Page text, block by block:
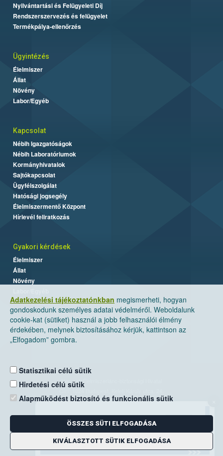
Adatkezelési tájékoztatónkban megismerheti, hogyan
gondoskodunk személyes adatai védelméről. Weboldalunk
cookie-kat (sütiket) használ a jobb felhasználói élmény
érdekében, melynek biztosításához kérjük, kattintson az
„Elfogadom” gombra.
Statisztikai célú sütik
Hirdetési célú sütik
Alapműködést biztosító és funkcionális sütik
ÖSSZES SÜTI ELFOGADÁSA
KIVÁLASZTOTT SÜTIK ELFOGADÁSA
Nyilvántartási és Felügyeleti Díj
Rendszerszervezés és felügyelet
Termékpálya-ellenőrzés
Ügyintézés
Élelmiszer
Állat
Növény
Labor/Egyéb
Kapcsolat
Nébih Igazgatóságok
Nébih Laboratóriumok
Kormányhivatalok
Sajtókapcsolat
Ügyfélszolgálat
Hatósági jogsegély
Élelmiszermentő Központ
Hírlevél feliratkozás
Gyakori kérdések
Élelmiszer
Állat
Növény
Nemzeti Élelmiszerlánc-biztonsági Hivatal
Levelezési cím: 1525 Budapest. Pf. 30.
E-mail:ugyfelszolgalat@nebih.gov.hu
Zöld szám: 06-80/263-244
Telefon: 06-1/ 336-9000